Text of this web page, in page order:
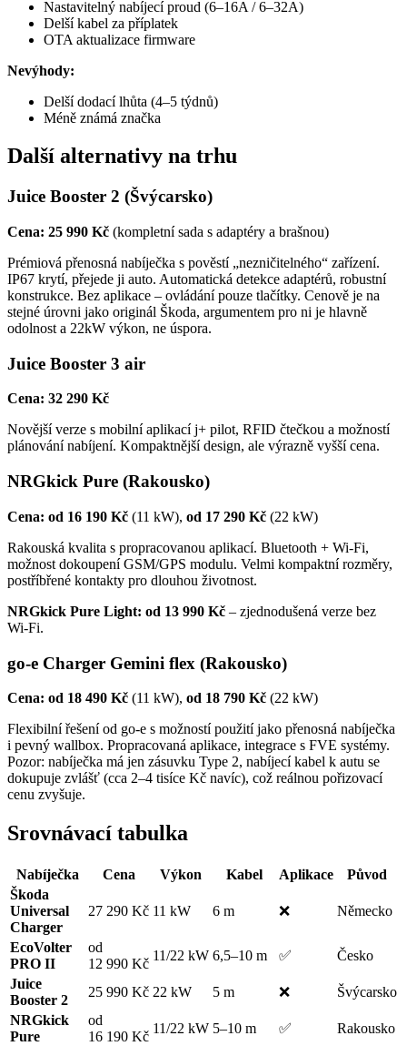
Nastavitelný nabíjecí proud (6–16A / 6–32A)
Delší kabel za příplatek
OTA aktualizace firmware
Nevýhody:
Delší dodací lhůta (4–5 týdnů)
Méně známá značka
Další alternativy na trhu
Juice Booster 2 (Švýcarsko)
Cena: 25 990 Kč (kompletní sada s adaptéry a brašnou)
Prémiová přenosná nabíječka s pověstí „nezničitelného“ zařízení.
IP67 krytí, přejede ji auto. Automatická detekce adaptérů, robustní
konstrukce. Bez aplikace – ovládání pouze tlačítky. Cenově je na
stejné úrovni jako originál Škoda, argumentem pro ni je hlavně
odolnost a 22kW výkon, ne úspora.
Juice Booster 3 air
Cena: 32 290 Kč
Novější verze s mobilní aplikací j+ pilot, RFID čtečkou a možností
plánování nabíjení. Kompaktnější design, ale výrazně vyšší cena.
NRGkick Pure (Rakousko)
Cena: od 16 190 Kč (11 kW), od 17 290 Kč (22 kW)
Rakouská kvalita s propracovanou aplikací. Bluetooth + Wi-Fi,
možnost dokoupení GSM/GPS modulu. Velmi kompaktní rozměry,
postříbřené kontakty pro dlouhou životnost.
NRGkick Pure Light: od 13 990 Kč – zjednodušená verze bez
Wi-Fi.
go-e Charger Gemini flex (Rakousko)
Cena: od 18 490 Kč (11 kW), od 18 790 Kč (22 kW)
Flexibilní řešení od go-e s možností použití jako přenosná nabíječka
i pevný wallbox. Propracovaná aplikace, integrace s FVE systémy.
Pozor: nabíječka má jen zásuvku Type 2, nabíjecí kabel k autu se
dokupuje zvlášť (cca 2–4 tisíce Kč navíc), což reálnou pořizovací
cenu zvyšuje.
Srovnávací tabulka
Nabíječka Cena Výkon Kabel Aplikace
Původ
Škoda
Universal
Charger
27 290 Kč 11 kW 6 m ❌ Německo
EcoVolter
PRO II
od
12 990 Kč
11/22 kW 6,5–10 m ✅
Česko
Juice
Booster 2
25 990 Kč 22 kW 5 m ❌
Švýcarsko
NRGkick
Pure
od
16 190 Kč
11/22 kW 5–10 m ✅ Rakousko